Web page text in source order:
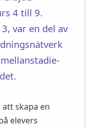
4 till 9.
var en del av
skapa en
elevers